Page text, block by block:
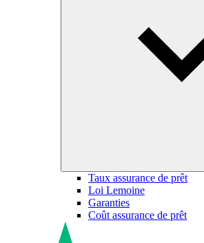
Taux assurance de prêt
Loi Lemoine
Garanties
Coût assurance de prêt